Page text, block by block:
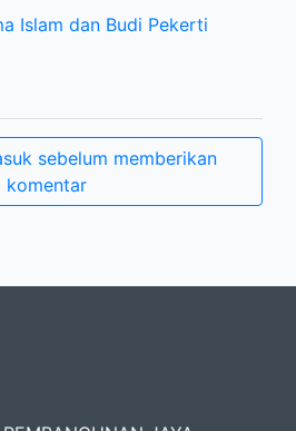
Islam dan Budi Pekerti
sebelum memberikan
komentar